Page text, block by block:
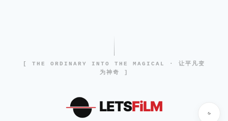
[ THE ORDINARY INTO THE MAGICAL · 让平凡变
为神奇 ]
LETSFiLM